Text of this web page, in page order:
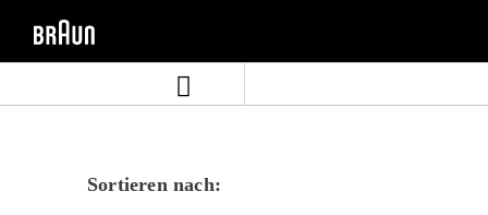
Inhalt
Navigationsmenü
Sortieren nach: